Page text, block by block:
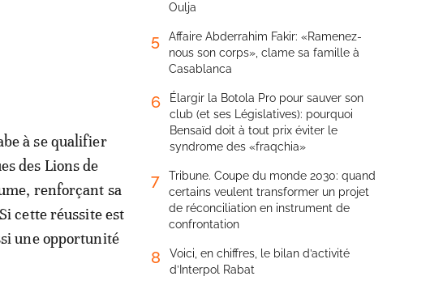
à se qualifier
des Lions de
renforçant sa
cette réussite est
une opportunité
Oulja
5
Affaire Abderrahim Fakir: «Ramenez-
nous son corps», clame sa famille à
Casablanca
6
Élargir la Botola Pro pour sauver son
club (et ses Législatives): pourquoi
Bensaïd doit à tout prix éviter le
syndrome des «fraqchia»
7
Tribune. Coupe du monde 2030: quand
certains veulent transformer un projet
de réconciliation en instrument de
confrontation
8
Voici, en chiffres, le bilan d’activité
d’Interpol Rabat